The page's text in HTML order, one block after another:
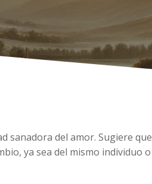
sanadora del amor. Sugiere
ya sea del mismo individuo